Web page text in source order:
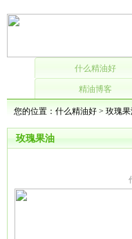
什么精油好
精油博客
您的位置： 什么精油好 > 玫瑰果
玫瑰果油